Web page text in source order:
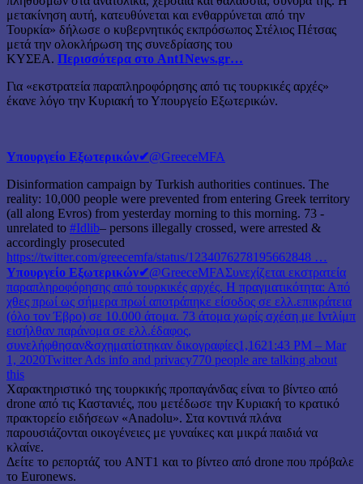
μετακίνηση αυτή, κατευθύνεται και ενθαρρύνεται από την
Τουρκία» δήλωσε ο κυβερνητικός εκπρόσωπος Στέλιος Πέτσας
μετά την ολοκλήρωση της συνεδρίασης του
ΚΥΣΕΑ. Περισσότερα στο Ant1News.gr…
Για «εκστρατεία παραπληροφόρησης από τις τουρκικές αρχές»
έκανε λόγο την Κυριακή το Υπουργείο Εξωτερικών.
Υπουργείο Εξωτερικών✔@GreeceMFA
Disinformation campaign by Turkish authorities continues. The
reality: 10,000 people were prevented from entering Greek territory
(all along Evros) from yesterday morning to this morning. 73 -
unrelated to #Idlib– persons illegally crossed, were arrested &
accordingly prosecuted
https://twitter.com/greecemfa/status/1234076278195662848 …
Υπουργείο Εξωτερικών✔@GreeceMFAΣυνεχίζεται εκστρατεία
παραπληροφόρησης από τουρκικές αρχές. Η πραγματικότητα: Από
χθες πρωί ως σήμερα πρωί αποτράπηκε είσοδος σε ελλ.επικράτεια
(όλο τον Έβρο) σε 10.000 άτομα. 73 άτομα χωρίς σχέση με Ιντλίμπ
εισήλθαν παράνομα σε ελλ.έδαφος,
συνελήφθησαν&σχηματίστηκαν δικογραφίες1,1621:43 PM – Mar
1, 2020Twitter Ads info and privacy770 people are talking about
this
Χαρακτηριστικό της τουρκικής προπαγάνδας είναι το βίντεο από
drone από τις Καστανιές, που μετέδωσε την Κυριακή το κρατικό
πρακτορείο ειδήσεων «Anadolu». Στα κοντινά πλάνα
παρουσιάζονται οικογένειες με γυναίκες και μικρά παιδιά να
κλαίνε.
Δείτε το ρεπορτάζ του ANT1 και το βίντεο από drone που πρόβαλε
το Euronews.